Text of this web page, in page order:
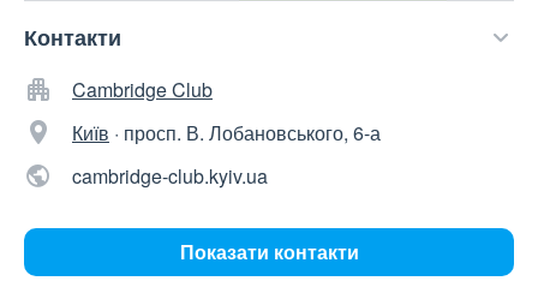
Контакти
Cambridge Club
Київ · просп. В. Лобановського, 6-а
cambridge-club.kyiv.ua
Показати контакти